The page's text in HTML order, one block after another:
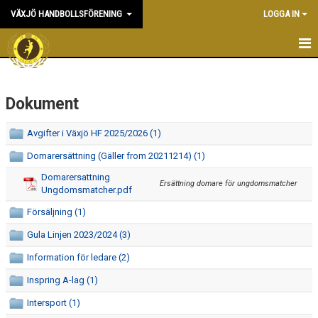
VÄXJÖ HANDBOLLSFÖRENING LOGGA IN
HEM
NYHETER
OM KLUBBEN
KONTAKT & KANSLI
KALENDER
VÅRA LAG
MATCHER
Dokument
Avgifter i Växjö HF 2025/2026 (1)
Domarersättning (Gäller from 20211214) (1)
Domarersattning
Ungdomsmatcher.pdf
Ersättning domare för ungdomsmatcher
Försäljning (1)
Gula Linjen 2023/2024 (3)
Information för ledare (2)
Inspring A-lag (1)
Intersport (1)